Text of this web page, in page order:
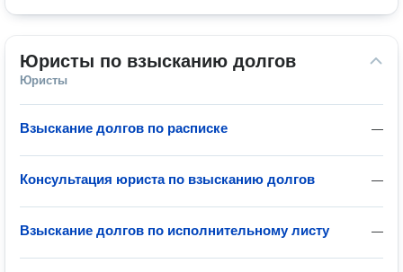
Юристы по взысканию долгов
Юристы
—
Взыскание долгов по расписке
—
Консультация юриста по взысканию долгов
—
Взыскание долгов по исполнительному листу